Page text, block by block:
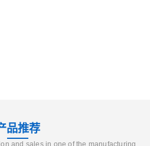
品推荐
and sales in one of the manufacturing